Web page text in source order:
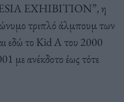
EXHIBITION”, η
τριπλό άλμπουμ των
εδώ το Kid A του 2000
με ανέκδοτο έως τότε